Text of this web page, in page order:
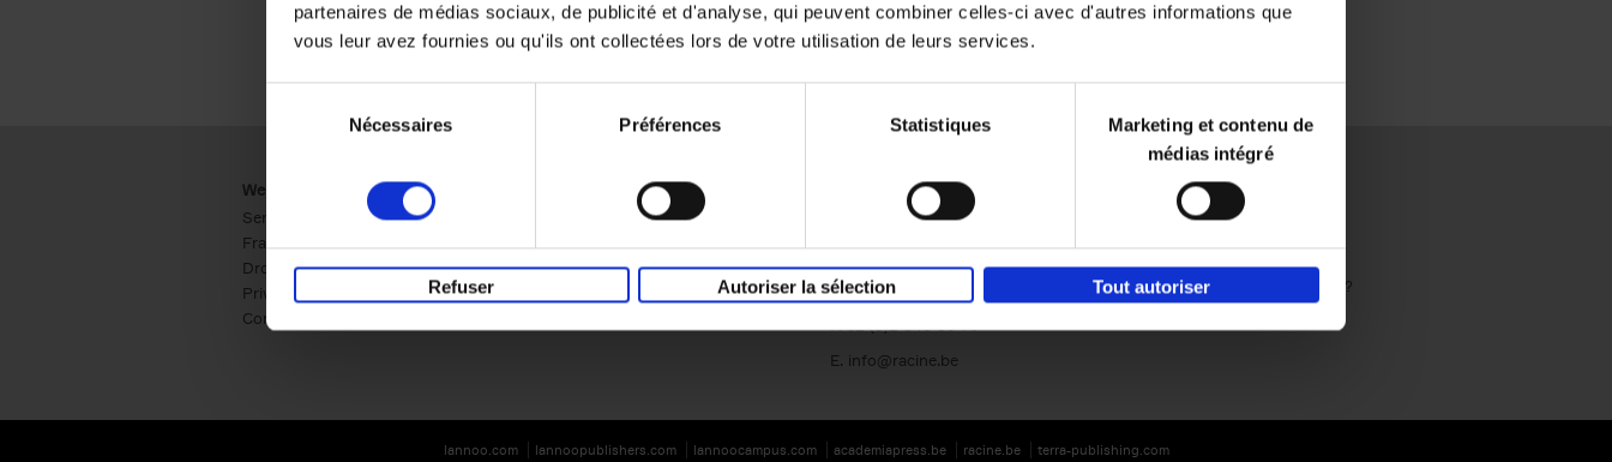
partenaires de médias sociaux, de publicité et d'analyse, qui peuvent combiner celles-ci avec d'autres informations que
vous leur avez fournies ou qu'ils ont collectées lors de votre utilisation de leurs services.
Nécessaires Préférences Statistiques
Marketing et contenu de
médias intégré
Refuser Autoriser la sélection Tout autoriser
Webshop
Service clients
Frais de livraison
Droit de retour
Privacy & cookies
Conditions générales
Presse
International
Société
Qui sommes-nous?
Éditions Racine
Tour & Taxis
bte 104A
B-1000 Bruxelles
T. 32 (0)2 646 44 44
F. 32 (0)2 646 55 70
E. info@racine.be
Envie de bonnes idées de lecture, de
réductions, d’actions et d’inspiration ?
lannoo.com lannoopublishers.com lannoocampus.com academiapress.be racine.be terra-publishing.com